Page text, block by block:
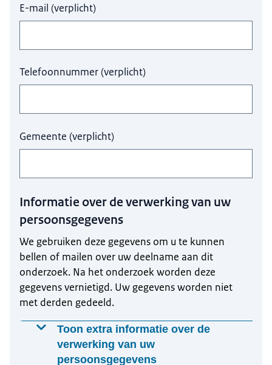
E-mail (verplicht)
Telefoonnummer(verplicht)
Gemeente (verplicht)
Informatie over de verwerking van uw
persoonsgegevens
We gebruiken deze gegevens om u te kunnen
bellen of mailen over uw deelname aan dit
onderzoek. Na het onderzoek worden deze
gegevens vernietigd. Uw gegevens worden niet
met derden gedeeld.
Toon extra informatie over de
verwerking van uw
persoonsgegevens